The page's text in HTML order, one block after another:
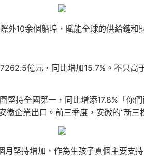
外10余個船埠，賦能全球的供給鏈和
億元，同比增加15.7%。不只高
持全國第一，同比增添17.8%「你
企業出口。前三季度，安徽的“新三
堅持增加，作為生孩子真個主要支持